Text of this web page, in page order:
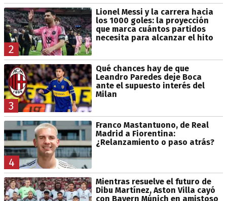
2
Lionel Messi y la carrera hacia
los 1000 goles: la proyección
que marca cuántos partidos
necesita para alcanzar el hito
3
Qué chances hay de que
Leandro Paredes deje Boca
ante el supuesto interés del
Milan
4
Franco Mastantuono, de Real
Madrid a Fiorentina:
¿Relanzamiento o paso atrás?
Mientras resuelve el futuro de
Dibu Martínez, Aston Villa cayó
con Bayern Múnich en amistoso